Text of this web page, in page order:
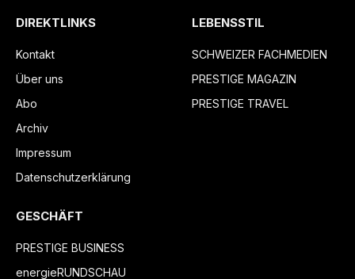
DIREKTLINKS
Kontakt
Über uns
Abo
Archiv
Impressum
Datenschutzerklärung
LEBENSSTIL
SCHWEIZER FACHMEDIEN
PRESTIGE MAGAZIN
PRESTIGE TRAVEL
GESCHÄFT
PRESTIGE BUSINESS
energieRUNDSCHAU